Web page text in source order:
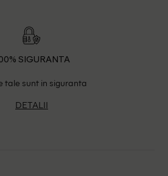
SIGURANTA
tale sunt in siguranta
DETALII